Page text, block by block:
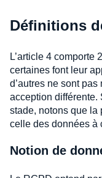
Définitions
L’article 4 comporte
certaines font leur
d’autres ne sont
acception différente.
stade, notons que la
celle des données à
Notion de